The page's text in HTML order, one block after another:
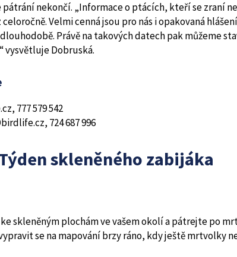
nekončí. „Informace o ptácích, kteří se zraní
Velmi cenná jsou pro nás i opakovaná
Právě na takových datech pak můžeme
vysvětluje Dobruská.
777 579 542
724 687 996
skleněného zabijáka
ke skleněným plochám ve vašem okolí a pátrejte po
se na mapování brzy ráno, kdy ještě mrtvolky